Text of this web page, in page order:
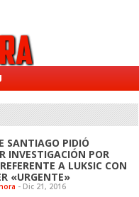
SANTIAGO PIDIÓ
INVESTIGACIÓN POR
A LUKSIC CON
«URGENTE»
- Dic 21, 2016